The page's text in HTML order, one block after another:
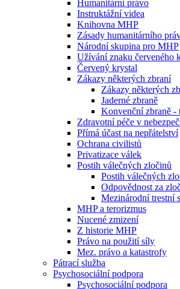
Humanitární právo
Instruktážní videa
Knihovna MHP
Zásady humanitárního
Národní skupina pro MHP
Užívání znaku červeného
Červený krystal
Zákazy některých zbraní
Zákazy některých
Jaderné zbraně
Konvenční zbraně -
Zdravotní péče v
Přímá účast na nepřátelství
Ochrana civilistů
Privatizace válek
Postih válečných zločinů
Postih válečných
Odpovědnost za
Mezinárodní trestní
MHP a terorizmus
Nucené zmizení
Z historie MHP
Právo na použití síly
Mez. právo a katastrofy
Pátrací služba
Psychosociální podpora
Psychosociální podpora